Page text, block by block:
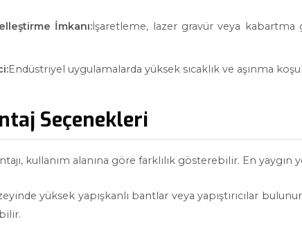
İmkanı:İşaretleme, lazer gravür veya
Endüstriyel uygulamalarda yüksek sıcaklık ve aşınma
Seçenekleri
kullanım alanına göre farklılık gösterebilir. En yaygın
yüksek yapışkanlı bantlar veya yapıştırıcılar